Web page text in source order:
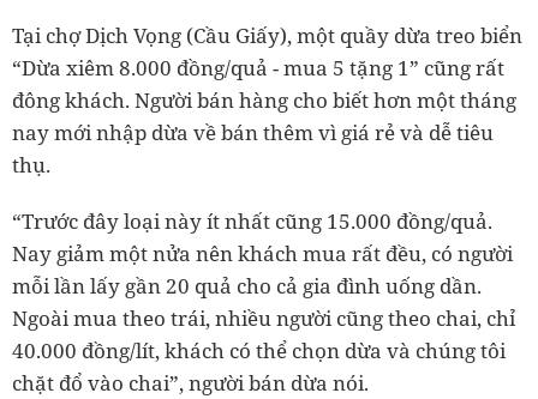
Tại chợ Dịch Vọng (Cầu Giấy), một quầy dừa treo biển
“Dừa xiêm 8.000 đồng/quả - mua 5 tặng 1” cũng rất
đông khách. Người bán hàng cho biết hơn một tháng
nay mới nhập dừa về bán thêm vì giá rẻ và dễ tiêu
thụ.
“Trước đây loại này ít nhất cũng 15.000 đồng/quả.
Nay giảm một nửa nên khách mua rất đều, có người
mỗi lần lấy gần 20 quả cho cả gia đình uống dần.
Ngoài mua theo trái, nhiều người cũng theo chai, chỉ
40.000 đồng/lít, khách có thể chọn dừa và chúng tôi
chặt đổ vào chai”, người bán dừa nói.